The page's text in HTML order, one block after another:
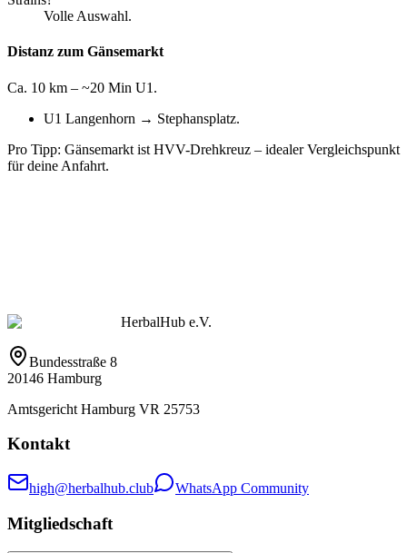
Volle Auswahl.
Distanz zum Gänsemarkt
Ca. 10 km – ~20 Min U1.
U1 Langenhorn → Stephansplatz.
Pro Tipp: Gänsemarkt ist HVV-Drehkreuz – idealer Vergleichspunkt
für deine Anfahrt.
HerbalHub e.V.
Bundesstraße 8
20146 Hamburg
Amtsgericht Hamburg VR 25753
Kontakt
high@herbalhub.club WhatsApp Community
Mitgliedschaft